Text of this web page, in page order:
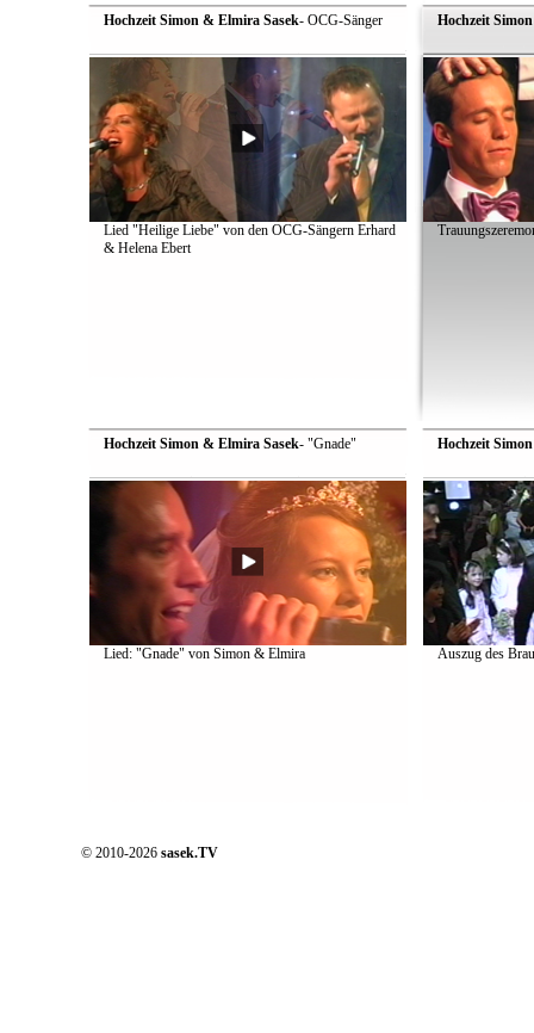
Hochzeit Simon & Elmira Sasek- OCG-Sänger
Lied "Heilige Liebe" von den OCG-Sängern Erhard
& Helena Ebert
Hochzeit
Hochzeit Simon & Elmira Sasek- "Gnade"
Lied: "Gnade" von Simon & Elmira
Hochzeit
Auszug des
© 2010-2026 sasek.TV